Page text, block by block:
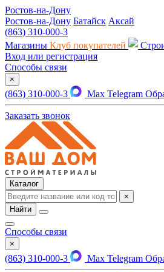
Ростов-на-Дону
Ростов-на-Дону Батайск Аксай
(863) 310-000-3
Магазины Клуб покупателей
Вход или регистрация
Способы связи
×
(863) 310-000-3 Max Telegram
Заказать звонок
Каталог
×
Найти
Способы связи
×
(863) 310-000-3 Max Telegram